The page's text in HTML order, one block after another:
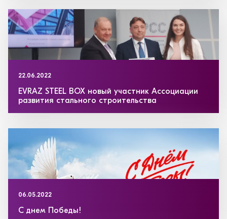
22.06.2022
EVRAZ STEEL BOX новый участник Ассоциации
развития стального строительства
06.05.2022
С днем Победы!